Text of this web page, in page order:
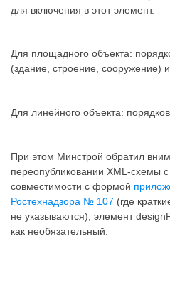
для включения в этот элемент.
Для площадного объекта:
(здание, строение, сооружение)
Для линейного объекта:
При этом Минстрой обратил
переопубликовании XML-схемы
совместимости с формой
Ростехнадзора № 107 (где
не указываются), элемент
как необязательный.